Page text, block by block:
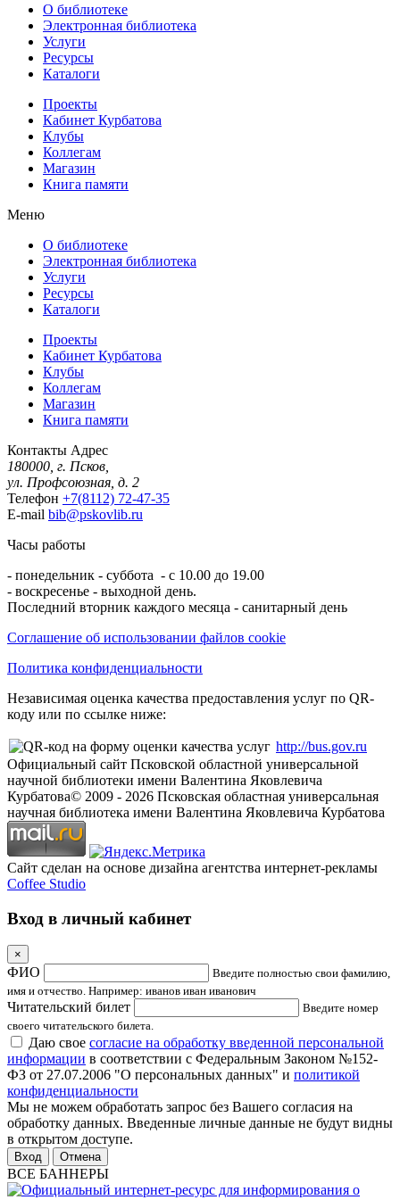
О библиотеке
Электронная библиотека
Услуги
Ресурсы
Каталоги
Проекты
Кабинет Курбатова
Клубы
Коллегам
Магазин
Книга памяти
Меню
О библиотеке
Электронная библиотека
Услуги
Ресурсы
Каталоги
Проекты
Кабинет Курбатова
Клубы
Коллегам
Магазин
Книга памяти
Контакты Адрес
180000, г. Псков,
ул. Профсоюзная, д. 2
Телефон +7(8112) 72-47-35
E-mail bib@pskovlib.ru
Часы работы
- понедельник - суббота - с 10.00 до 19.00
- воскресенье - выходной день.
Последний вторник каждого месяца - санитарный день
Соглашение об использовании файлов cookie
Политика конфиденциальности
Независимая оценка качества предоставления услуг по QR-
коду или по ссылке ниже:
http://bus.gov.ru
Официальный сайт Псковской областной универсальной
научной библиотеки имени Валентина Яковлевича
Курбатова© 2009 - 2026 Псковская областная универсальная
научная библиотека имени Валентина Яковлевича Курбатова
Сайт сделан на основе дизайна агентства интернет-рекламы
Coffee Studio
Вход в личный кабинет
×
ФИО
Введите полностью свои фамилию,
имя и отчество. Например: иванов иван иванович
Читательский билет
Введите номер
своего читательского билета.
Даю свое согласие на обработку введенной персональной
информации в соответствии с Федеральным Законом №152-
ФЗ от 27.07.2006 "О персональных данных" и политикой
конфиденциальности
Мы не можем обработать запрос без Вашего согласия на
обработку данных. Введенные личные данные не будут видны
в открытом доступе.
Отмена
ВСЕ БАННЕРЫ